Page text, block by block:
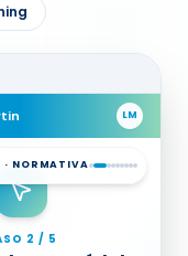
LM
MULTI-
DIAGNÓSTICO